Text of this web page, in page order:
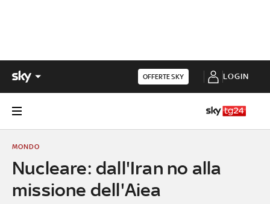
OFFERTE SKY LOGIN
Nucleare: dall'Iran no alla
missione dell'Aiea
MONDO